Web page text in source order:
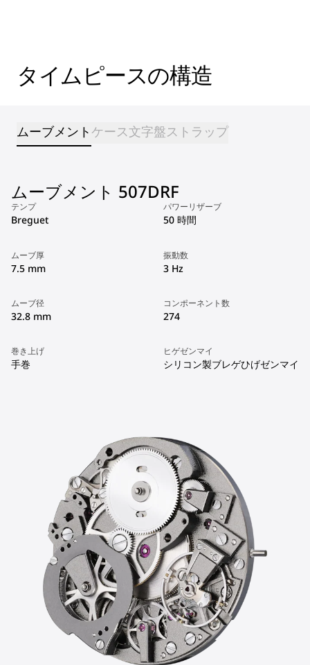
タイムピースの構造
ムーブメント ケース文字盤ストラップ
ムーブメント 507DRF
テンプ
Breguet
パワーリザーブ
50 時間
ムーブ厚
7.5 mm
振動数
3 Hz
ムーブ径
32.8 mm
コンポーネント数
274
巻き上げ
手巻
ヒゲゼンマイ
シリコン製ブレゲひげゼンマイ